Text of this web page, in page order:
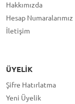
Hakkımızda
Hesap Numaralarımız
İletişim
ÜYELIK
Şifre Hatırlatma
Yeni Üyelik